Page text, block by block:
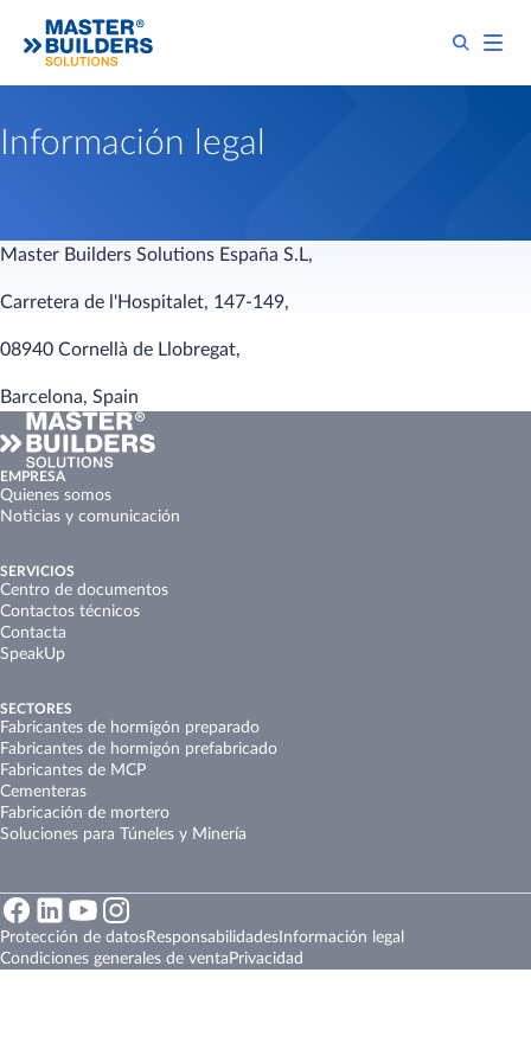
Información legal
Master Builders Solutions España S.L,
Carretera de l'Hospitalet, 147-149,
08940 Cornellà de Llobregat,
Barcelona, Spain
EMPRESA
Quienes somos
Noticias y comunicación
SERVICIOS
Centro de documentos
Contactos técnicos
Contacta
SpeakUp
SECTORES
Fabricantes de hormigón preparado
Fabricantes de hormigón prefabricado
Fabricantes de MCP
Cementeras
Fabricación de mortero
Soluciones para Túneles y Minería
Protección de datosResponsabilidades Información legal
Condiciones generales de venta Privacidad